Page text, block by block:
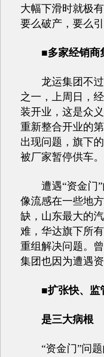
大幅下滑时就极
要么破产，要么
■多家经销商
龙运集团不过
之一，上周日，
装开业，这是众
重新整合开业的
出现问题，旗下的
被厂家暂停供车。
遭遇“资金门”
像流感在一些地
缺，山东最大的
难，华达旗下所
重组解决问题。
集团也因为遭遇
■扩张快、监
是三大病根
“资金门”问题